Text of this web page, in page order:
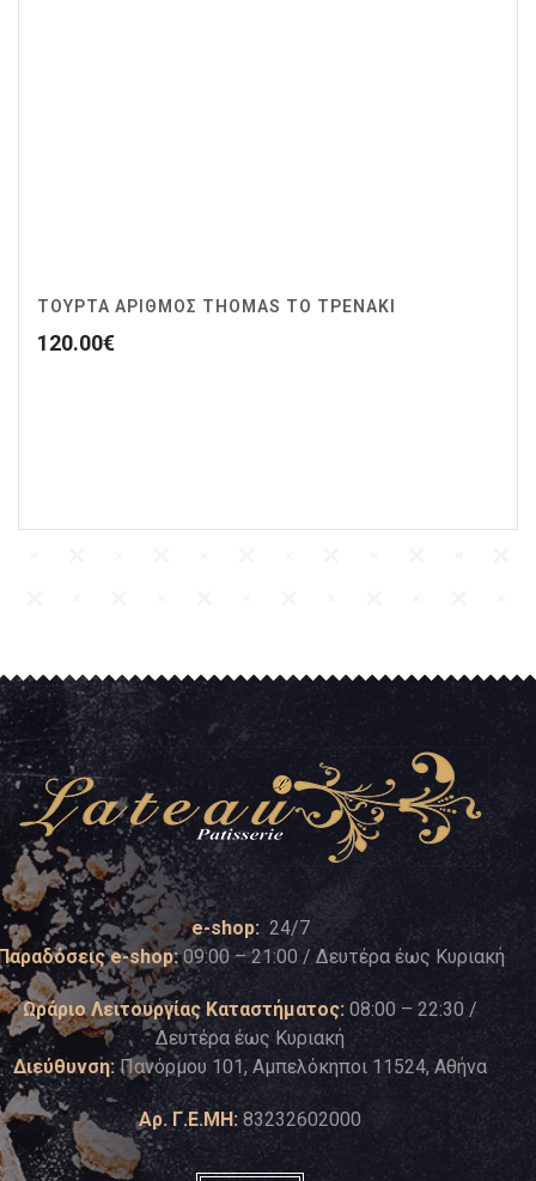
ΤΟΥΡΤΑ ΑΡΙΘΜΟΣ THOMAS ΤΟ ΤΡΕΝΑΚΙ
120.00€
e-shop: 24/7
e-shop:09:00 – 21:00 / Δευτέρα έως Κυριακή
Ωράριο Λειτουργίας Καταστήματος: 08:00 – 22:30 /
Δευτέρα έως Κυριακή
Διεύθυνση: Πανόρμου 101, Αμπελόκηποι 11524, Αθήνα
Αρ. Γ.Ε.ΜΗ: 83232602000